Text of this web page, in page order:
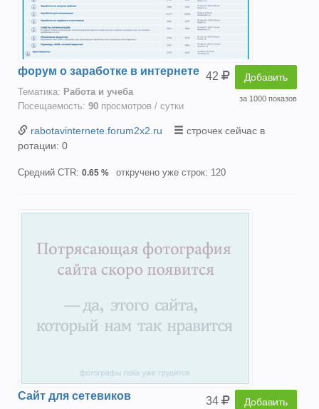
42 Добавить
за 1000 показов
форум о заработке в интернете
Тематика: Работа и учеба
Посещаемость: 90 просмотров / сутки
rabotavinternete.forum2x2.ru
строчек сейчас в
ротации: 0
Средний CTR: 0.65 % откручено уже строк: 120
34 Добавить
Сайт для сетевиков